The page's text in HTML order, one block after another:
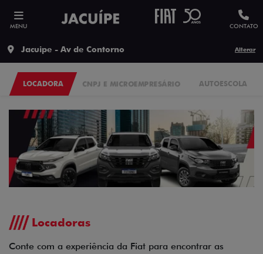
MENU CONTATO
Jacuipe - Av de Contorno Alterar
CNPJ E MICROEMPRESÁRIO AUTOESCOLA
LOCADORA
Locadoras
Conte com a experiência da Fiat para encontrar as